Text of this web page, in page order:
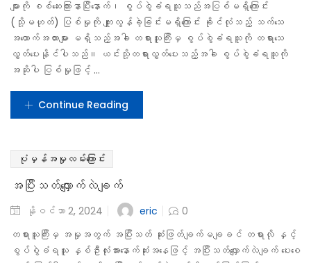
Menu
Open submenu ( MM)
MM
Close submenuMM
EN
SHAN
MON
ပုံမှန်အမှုလမ်းကြောင်း
အယူခံဝင်ခြင်း